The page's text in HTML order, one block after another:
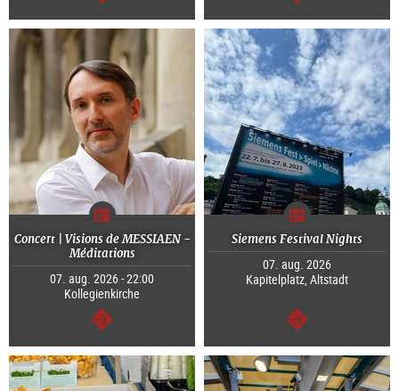
Tovább Tovább
Concert | Visions de MESSIAEN -
Méditations
07. aug. 2026 - 22:00
Kollegienkirche
Tovább
Siemens Festival Nights
07. aug. 2026
Kapitelplatz, Altstadt
Tovább